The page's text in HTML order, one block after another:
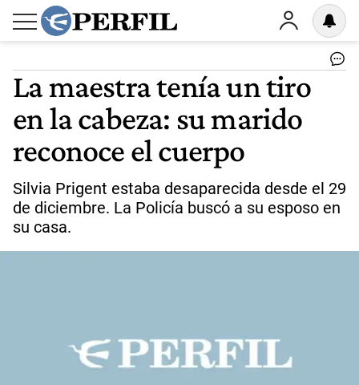
La maestra tenía un tiro
en la cabeza: su marido
reconoce el cuerpo
Silvia Prigent estaba desaparecida desde el 29
de diciembre. La Policía buscó a su esposo en
su casa.